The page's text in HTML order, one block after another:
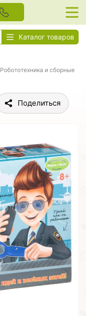
Каталог товаров
Робототехника и сборные
Поделиться